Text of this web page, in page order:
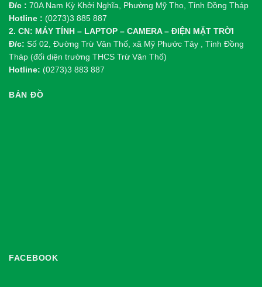
Đ/c : 70A Nam Kỳ Khởi Nghĩa, Phường Mỹ Tho, Tỉnh Đồng Tháp
Hotline : (0273)3 885 887
2. CN: MÁY TÍNH – LAPTOP – CAMERA – ĐIỆN MẶT TRỜI
Đ/c: Số 02, Đường Trừ Văn Thố, xã Mỹ Phước Tây , Tỉnh Đồng
Tháp (đối diện trường THCS Trừ Văn Thố)
Hotline: (0273)3 883 887
BẢN ĐỒ
FACEBOOK